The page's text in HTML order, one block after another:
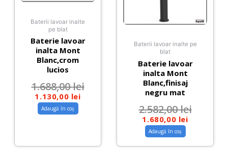
Baterii lavoar inalte
pe blat
Baterie lavoar
inalta Mont
Blanc,crom
lucios
1.688,00lei
1.130,00 lei
Adaugă în coș
Baterii lavoar inalte pe
blat
Baterie lavoar
inalta Mont
Blanc,finisaj
negru mat
2.582,00lei
1.680,00 lei
Adaugă în coș